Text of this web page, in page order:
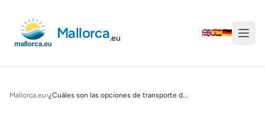
Mallorca.eu
🇬🇧🇪🇸🇩🇪
Mallorca.eu›¿Cuáles son las opciones de transporte d...